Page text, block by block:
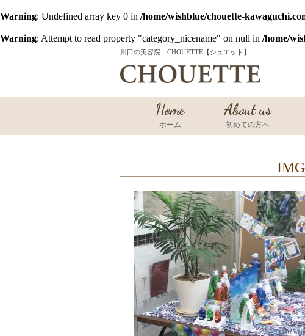
Warning: Undefined array key 0 in /home/wishblue/chouette-
Warning: Attempt to read property "category_nicename" on null in /home/
川口の美容院 CHOUETTE【シュエット】
Home
ホーム
About us
初めての方へ